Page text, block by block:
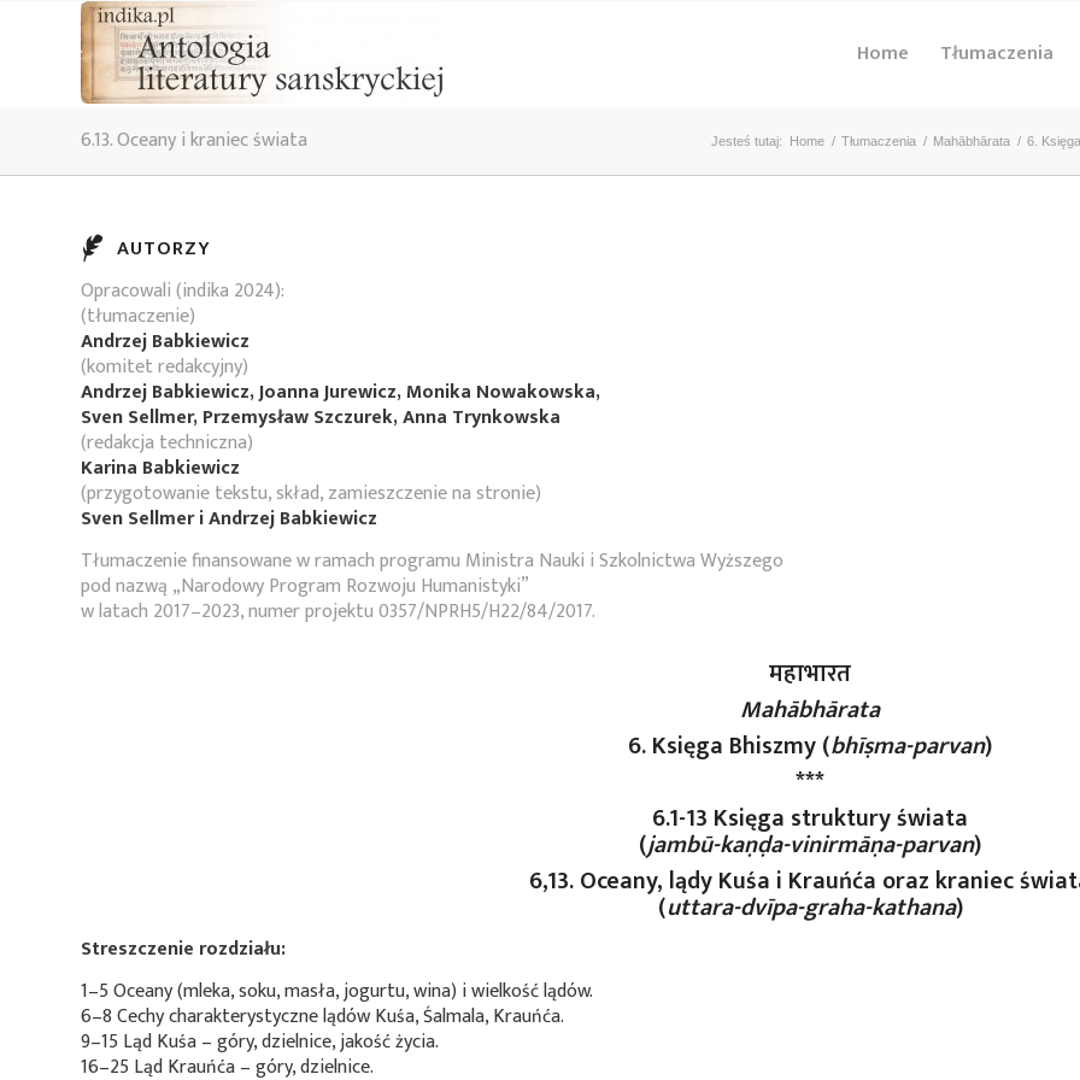
Home Tłumaczenia
6.13. Oceany i kraniec świata Jesteś tutaj: Home / Tłumaczenia / Mahābhārata / 6.
AUTORZY
Opracowali (indika 2024):
(tłumaczenie)
Andrzej Babkiewicz
(komitet redakcyjny)
Andrzej Babkiewicz, Joanna Jurewicz, Monika Nowakowska,
Sven Sellmer, Przemysław Szczurek, Anna Trynkowska
(redakcja techniczna)
Karina Babkiewicz
(przygotowanie tekstu, skład, zamieszczenie na stronie)
Sven Sellmer i Andrzej Babkiewicz
Tłumaczenie finansowane w ramach programu Ministra Nauki i Szkolnictwa Wyższego
pod nazwą „Narodowy Program Rozwoju Humanistyki”
w latach 2017–2023, numer projektu 0357/NPRH5/H22/84/2017.
महाभारत
Mahābhārata
6. Księga Bhiszmy (bhīṣma-parvan)
***
6.1-13 Księga struktury świata
(jambū-kaṇḍa-vinirmāṇa-parvan)
6,13. Oceany, lądy Kuśa i Krauńća oraz kraniec
(uttara-dvīpa-graha-kathana)
Streszczenie rozdziału:
1–5 Oceany (mleka, soku, masła, jogurtu, wina) i wielkość lądów.
6–8 Cechy charakterystyczne lądów Kuśa, Śalmala, Krauńća.
9–15 Ląd Kuśa – góry, dzielnice, jakość życia.
16–25 Ląd Krauńća – góry, dzielnice.